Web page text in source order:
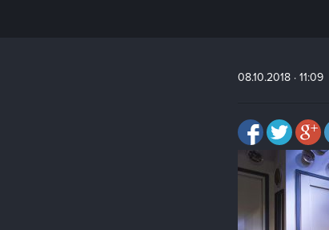
08.10.2018 · 11:09